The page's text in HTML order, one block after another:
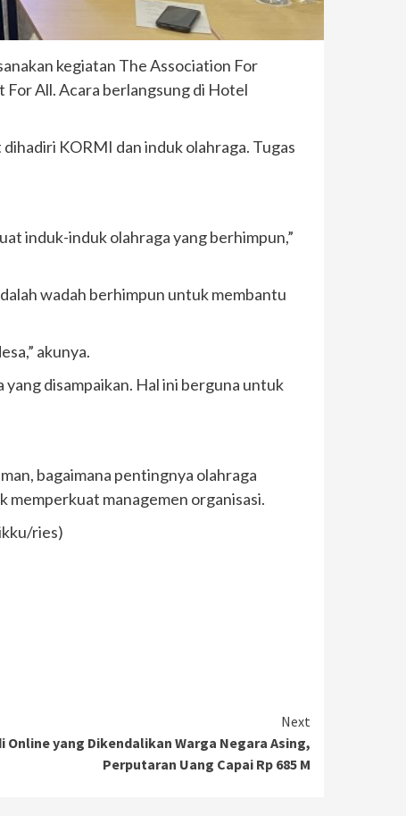
kegiatan The Association For
All. Acara berlangsung di Hotel
KORMI dan induk olahraga. Tugas
induk-induk olahraga yang berhimpun,”
wadah berhimpun untuk membantu
akunya.
disampaikan. Hal ini berguna untuk
bagaimana pentingnya olahraga
memperkuat managemen organisasi.
ries)
Next
yang Dikendalikan Warga Negara Asing,
Perputaran Uang Capai Rp 685 M